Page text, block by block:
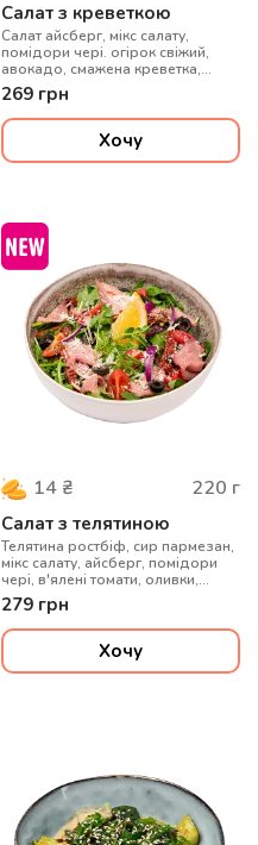
Салат з креветкою
Салат айсберг, мікс салату,
помідори чері. огірок свіжий,
авокадо, смажена креветка,
кунжут, оливкова олія, лимонний
сік
269 грн
Хочу
14 ₴ 220 г
Салат з телятиною
Телятина ростбіф, сир пармезан,
мікс салату, айсберг, помідори
чері, в'ялені томати, оливки,
цибуля синя, бальзамічний соус,
оливкова олія, лимон, мікрогрін.
279 грн
Хочу